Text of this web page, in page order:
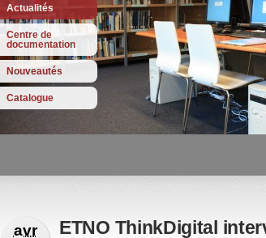
Actualités
Centre de
documentation
Nouveautés
Catalogue
avr
ETNO ThinkDigital